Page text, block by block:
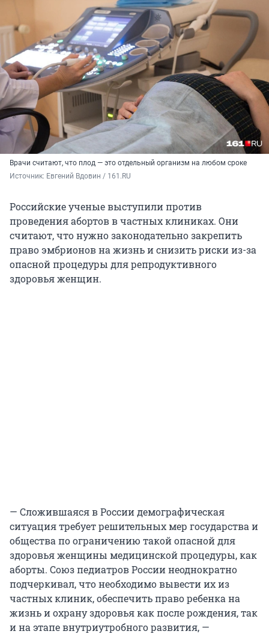
Врачи считают, что плод — это отдельный организм на любом сроке
Источник: Евгений Вдовин / 161.RU
Российские ученые выступили против
проведения абортов в частных клиниках. Они
считают, что нужно законодательно закрепить
право эмбрионов на жизнь и снизить риски из-за
опасной процедуры для репродуктивного
здоровья женщин.
— Сложившаяся в России демографическая
ситуация требует решительных мер государства и
общества по ограничению такой опасной для
здоровья женщины медицинской процедуры, как
аборты. Союз педиатров России неоднократно
подчеркивал, что необходимо вывести их из
частных клиник, обеспечить право ребенка на
жизнь и охрану здоровья как после рождения, так
и на этапе внутриутробного развития, —